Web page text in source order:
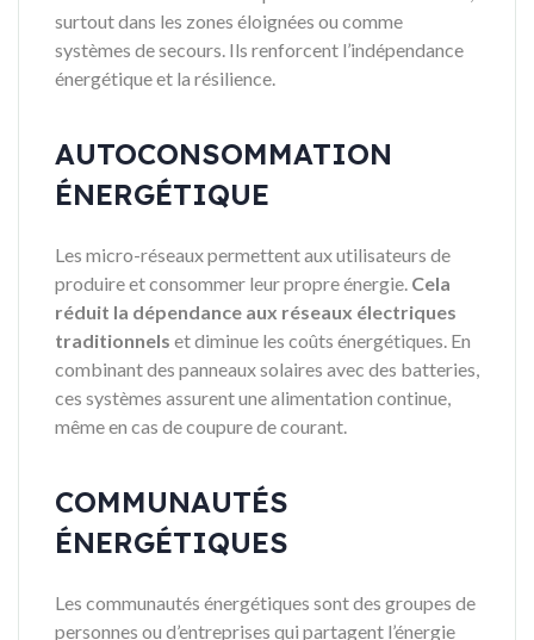
surtout dans les zones éloignées ou comme
systèmes de secours. Ils renforcent l’indépendance
énergétique et la résilience.
AUTOCONSOMMATION
ÉNERGÉTIQUE
Les micro-réseaux permettent aux utilisateurs de
produire et consommer leur propre énergie. Cela
réduit la dépendance aux réseaux électriques
traditionnels et diminue les coûts énergétiques. En
combinant des panneaux solaires avec des batteries,
ces systèmes assurent une alimentation continue,
même en cas de coupure de courant.
COMMUNAUTÉS
ÉNERGÉTIQUES
Les communautés énergétiques sont des groupes de
personnes ou d’entreprises qui partagent l’énergie